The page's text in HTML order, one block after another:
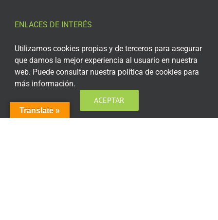
ENLACES DE INTERÉS
Aviso Legal
Política de privacidad
Política de privacidad Redes Sociales
Política de cookies
Translate »
Utilizamos cookies propias y de terceros para asegurar
que damos la mejor experiencia al usuario en nuestra
web. Puede consultar nuestra política de cookies para
más información.
ACEPTAR